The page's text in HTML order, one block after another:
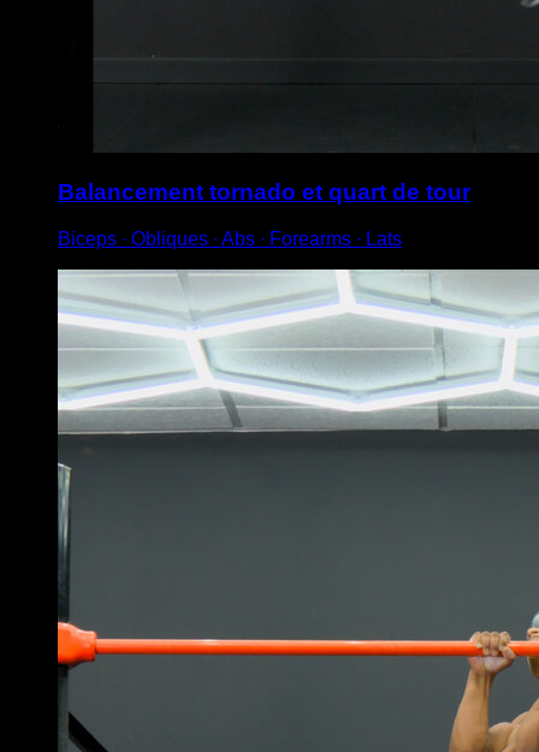
Balancement tornado et quart de tour
Biceps ∙ Obliques ∙ Abs ∙ Forearms ∙ Lats